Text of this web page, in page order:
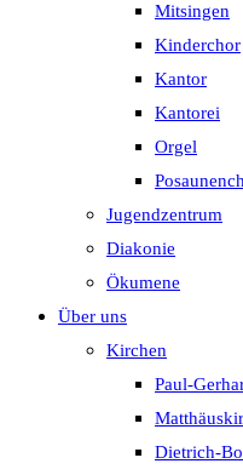
Mitsingen
Kinderchor
Kantor
Kantorei
Orgel
Jugendzentrum
Diakonie
Ökumene
Über uns
Kirchen
Paul-
Dietrich-